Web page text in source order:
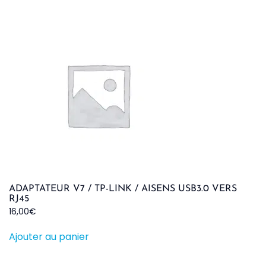
ADAPTATEUR V7 / TP-LINK / AISENS USB3.0 VERS
RJ45
16,00€
Ajouter au panier